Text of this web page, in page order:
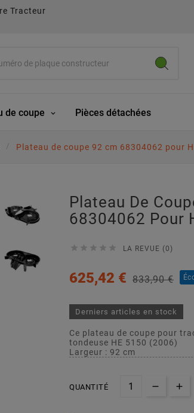
Tracteur
de coupe Pièces détachées
Plateau de coupe 92 cm 68304062 pour
Plateau De
68304062 Pour
     LA REVUE (0)
625,42 € 833,90 €
Derniers articles en stock
Ce plateau de coupe pour
tondeuse HE 5150 (2006)
Largeur : 92 cm
QUANTITÉ